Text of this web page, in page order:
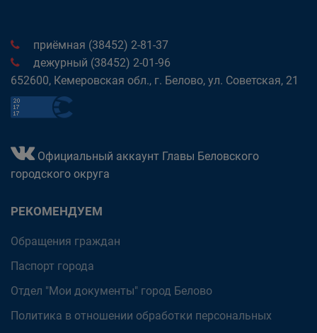
приёмная (38452) 2-81-37
дежурный (38452) 2-01-96
652600, Кемеровская обл., г. Белово, ул. Советская, 21
Официальный аккаунт Главы Беловского
городского округа
РЕКОМЕНДУЕМ
Обращения граждан
Паспорт города
Отдел "Мои документы" город Белово
Политика в отношении обработки персональных